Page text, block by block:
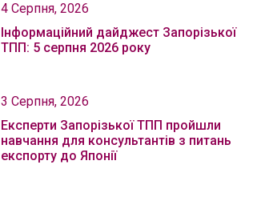
4 Серпня, 2026
Інформаційний дайджест Запорізької
ТПП: 5 серпня 2026 року
3 Серпня, 2026
Експерти Запорізької ТПП пройшли
навчання для консультантів з питань
експорту до Японії